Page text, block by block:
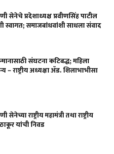
सेनेचे प्रदेशाध्यक्ष प्रवीणसिंह पाटील
स्वागत; समाजबांधवांशी साधला संवाद
संघटना कटिबद्ध; महिला
– राष्ट्रीय अध्यक्षा ॲड. शिलाभाभीसा
सेनेच्या राष्ट्रीय महामंत्री तथा राष्ट्रीय
यांची निवड